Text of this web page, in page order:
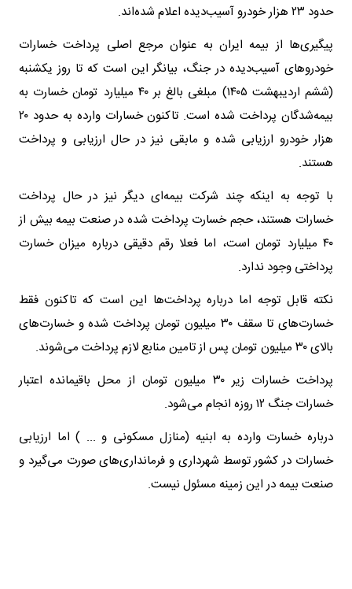
حدود ۲۳ هزار خودرو آسیب‌دیده اعلام شده‌اند.
پیگیری‌ها از بیمه ایران به عنوان مرجع اصلی پرداخت خسارات
خودروهای آسیب‌دیده در جنگ، بیانگر این است که تا روز یکشنبه
(ششم اردیبهشت ۱۴۰۵) مبلغی بالغ بر ۴۰ میلیارد تومان خسارت به
بیمه‌شدگان پرداخت شده است. تاکنون خسارات وارده به حدود ۲۰
هزار خودرو ارزیابی شده و مابقی نیز در حال ارزیابی و پرداخت
هستند.
با توجه به اینکه چند شرکت بیمه‌ای دیگر نیز در حال پرداخت
خسارات هستند، حجم خسارت پرداخت شده در صنعت بیمه بیش از
۴۰ میلیارد تومان است، اما فعلا رقم دقیقی درباره میزان خسارت
پرداختی وجود ندارد.
نکته قابل توجه اما درباره پرداخت‌ها این است که تاکنون فقط
خسارت‌های تا سقف ۳۰ میلیون تومان پرداخت شده و خسارت‌های
بالای ۳۰ میلیون تومان پس از تامین منابع لازم پرداخت می‌شوند.
پرداخت خسارات زیر ۳۰ میلیون تومان از محل باقیمانده اعتبار
خسارات جنگ ۱۲ روزه انجام می‌شود.
درباره خسارت وارده به ابنیه (منازل مسکونی و ... ) اما ارزیابی
خسارات در کشور توسط شهرداری و فرمانداری‌های صورت می‌گیرد و
صنعت بیمه در این زمینه مسئول نیست.